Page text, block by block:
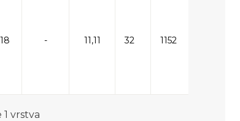
- 11,11 32 1152
vrstva